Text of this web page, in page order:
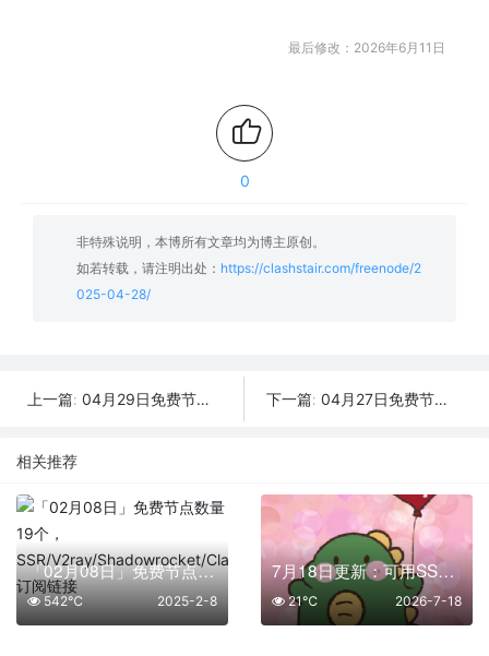
最后修改：2026年6月11日
0
非特殊说明，本博所有文章均为博主原创。
如若转载，请注明出处： https://clashstair.com/freenode/2
025-04-28/
上一篇: 04月29日免费节点数量31个,地区有日本|菲律宾|台湾|泰国|俄罗斯,2025年SSR|V2ray|Shadowrocket|Clash订阅链接 下一篇: 04月27日免费节点数量16个,地区有日本|菲律宾|香港|法国|新加坡,2025年SSR|V2ray|Shadowrocket|Clash订阅链接
相关推荐
「02月08日」免费节点数量19个，SSR/V2ray/Shadowrocket/Clash订阅链接
2025-2-8
542℃
7月18日更新：可用SSR/V2Ray/Clash免费节点全集（13条）
2026-7-18
21℃